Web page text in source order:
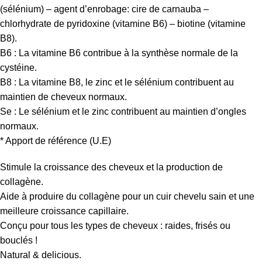
(sélénium) – agent d’enrobage: cire de carnauba –
chlorhydrate de pyridoxine (vitamine B6) – biotine (vitamine
B8).
B6 : La vitamine B6 contribue à la synthèse normale de la
cystéine.
B8 : La vitamine B8, le zinc et le sélénium contribuent au
maintien de cheveux normaux.
Se : Le sélénium et le zinc contribuent au maintien d’ongles
normaux.
* Apport de référence (U.E)
Stimule la croissance des cheveux et la production de
collagène.
Aide à produire du collagène pour un cuir chevelu sain et une
meilleure croissance capillaire.
Conçu pour tous les types de cheveux : raides, frisés ou
bouclés !
Natural & delicious.